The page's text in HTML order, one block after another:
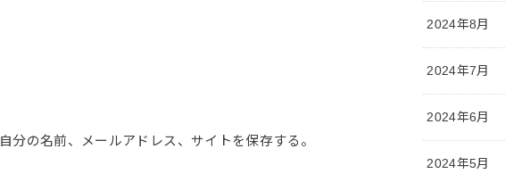
分の名前、メールアドレス、サイトを保存する。
2024年8月
2024年7月
2024年6月
2024年5月